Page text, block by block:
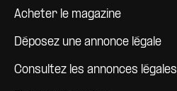
Pied de page
Acheter le magazine
Déposez une annonce légale
Consultez les annonces légales